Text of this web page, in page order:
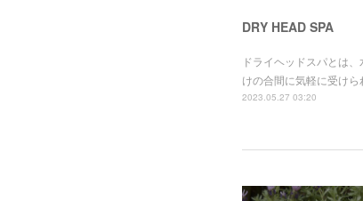
DRY HEAD SPA
ドライヘッドスパとは
けの合間に気軽に受け
2023.05.27 03:20